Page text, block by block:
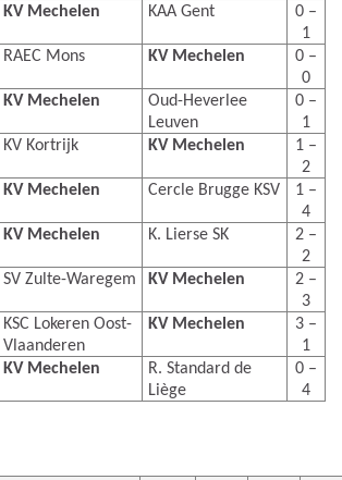
KV Mechelen KAA Gent
0 –
1
RAEC Mons KV Mechelen
0 –
0
KV Mechelen
Oud-Heverlee
Leuven
0 –
1
KV Kortrijk KV Mechelen
1 –
2
KV Mechelen Cercle Brugge KSV
1 –
4
KV Mechelen K. Lierse SK
2 –
2
SV Zulte-Waregem KV Mechelen
2 –
3
KSC Lokeren Oost-
Vlaanderen
KV Mechelen
3 –
1
KV Mechelen
R. Standard de
Liège
0 –
4